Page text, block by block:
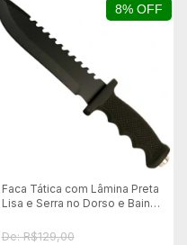
8% OFF
Faca Tática com Lâmina Preta
Lisa e Serra no Dorso e Bainha
De: R$129,00